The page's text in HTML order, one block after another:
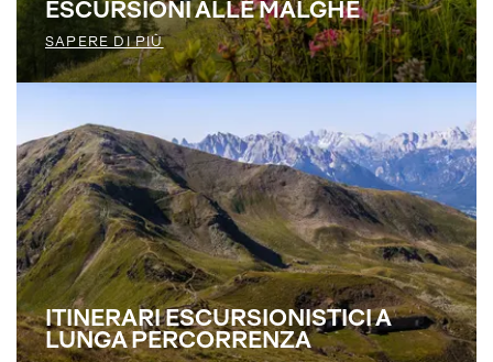
ESCURSIONI ALLE MALGHE
SAPERE DI PIÙ
ITINERARI ESCURSIONISTICI A
LUNGA PERCORRENZA